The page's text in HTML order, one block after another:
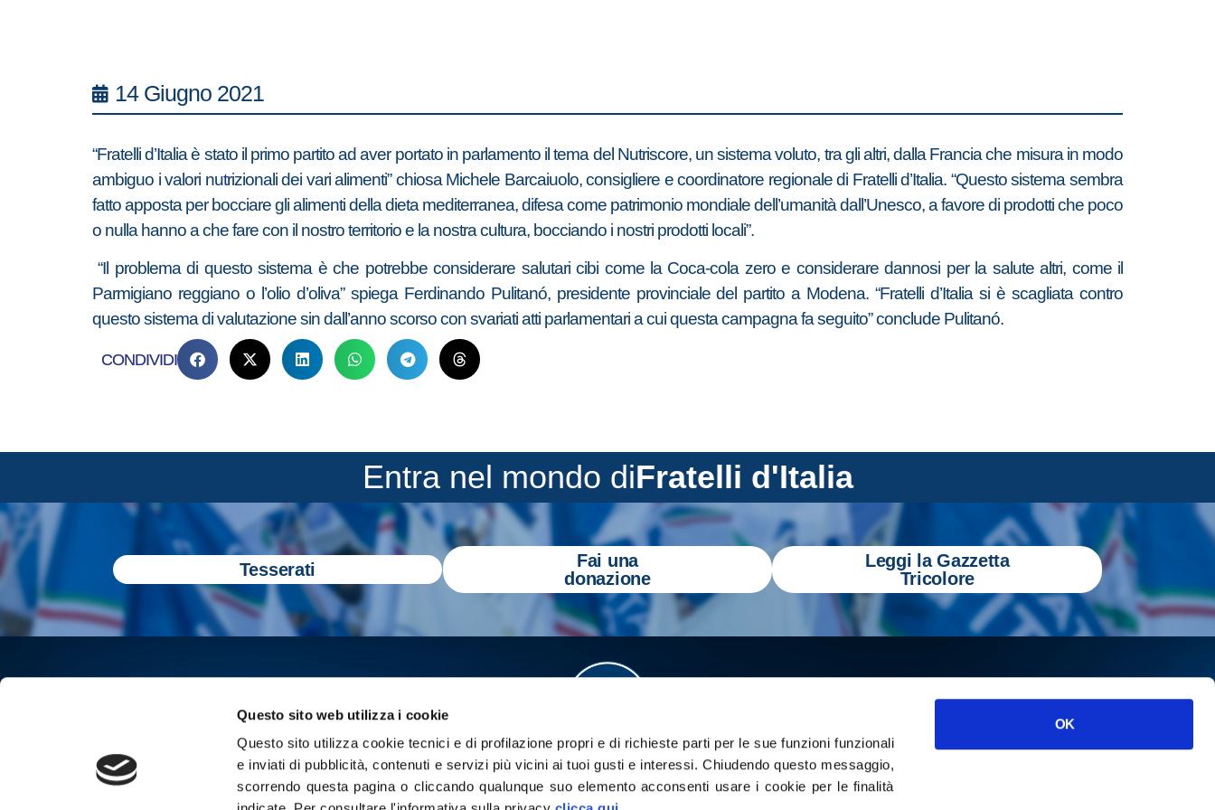
Questo sito web utilizza i cookie
Questo sito utilizza cookie tecnici e di profilazione propri e di richieste parti per le sue funzioni funzionali
e inviati di pubblicità, contenuti e servizi più vicini ai tuoi gusti e interessi.Chiudendo questo messaggio,
scorrendo questa pagina o cliccando qualunque suo elemento acconsenti usare i cookie per le finalità
OK
14 Giugno 2021
“Fratelli d’Italia è stato il primo partito ad aver portato in parlamento il tema del Nutriscore, un sistema voluto, tra gli altri, dalla Francia che misura in modo
ambiguo i valori nutrizionali dei vari alimenti” chiosa Michele Barcaiuolo, consigliere e coordinatore regionale di Fratelli d’Italia. “Questo sistema sembra
fatto apposta per bocciare gli alimenti della dieta mediterranea, difesa come patrimonio mondiale dell’umanità dall’Unesco, a favore di prodotti che poco
o nulla hanno a che fare con il nostro territorio e la nostra cultura, bocciando i nostri prodotti locali”.
“Il problema di questo sistema è che potrebbe considerare salutari cibi come la Coca-cola zero e considerare dannosi per la salute altri, come il
Parmigiano reggiano o l’olio d’oliva” spiega Ferdinando Pulitanó, presidente provinciale del partito a Modena. “Fratelli d’Italia si è scagliata contro
questo sistema di valutazione sin dall’anno scorso con svariati atti parlamentari a cui questa campagna fa seguito” conclude Pulitanó.
CONDIVIDI
Entra nel mondo diFratelli d'Italia
Tesserati
Fai una
donazione
Leggi la Gazzetta
Tricolore